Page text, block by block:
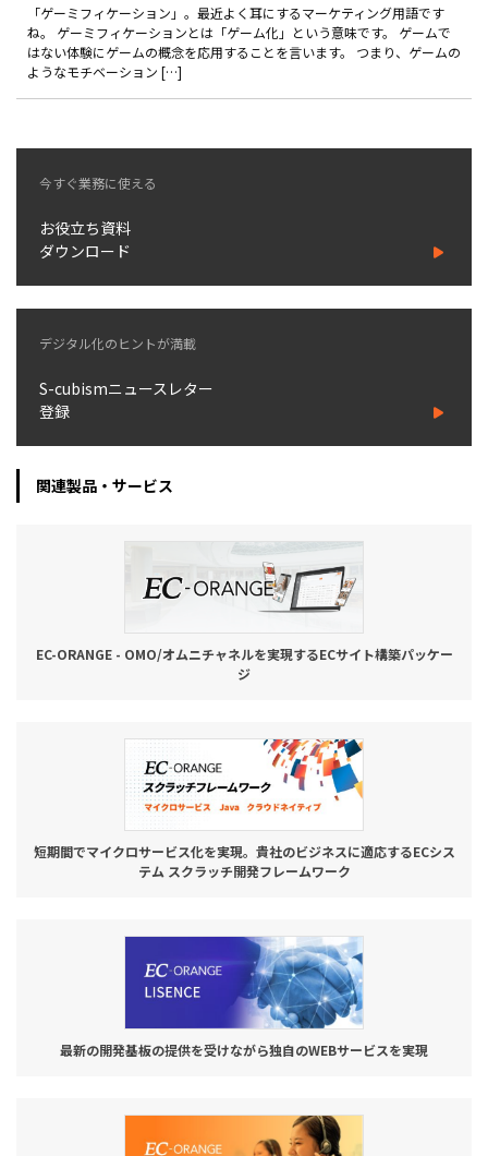
導入事例
お役立ち記事
「ゲーミフィケーション」。最近よく耳にするマーケティング用語です
ね。 ゲーミフィケーションとは「ゲーム化」という意味です。 ゲームで
はない体験にゲームの概念を応用することを言います。 つまり、ゲームの
ようなモチベーション […]
今すぐ業務に使える
お役立ち資料
ダウンロード
デジタル化のヒントが満載
S-cubismニュースレター
登録
関連製品・サービス
EC-ORANGE - OMO/オムニチャネルを実現するECサイト構築パッケー
ジ
短期間でマイクロサービス化を実現。貴社のビジネスに適応するECシス
テム スクラッチ開発フレームワーク
最新の開発基板の提供を受けながら独自のWEBサービスを実現